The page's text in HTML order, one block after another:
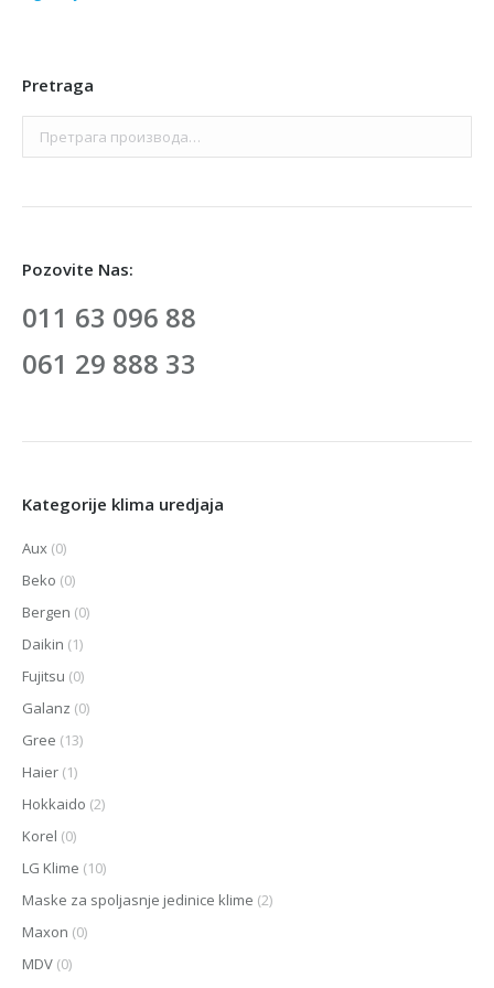
Pretraga
Pozovite Nas:
011 63 096 88
061 29 888 33
Kategorije klima uredjaja
Aux (0)
Beko (0)
Bergen (0)
Daikin (1)
Fujitsu (0)
Galanz (0)
Gree (13)
Haier (1)
Hokkaido (2)
Korel (0)
LG Klime (10)
Maske za spoljasnje jedinice klime (2)
Maxon (0)
MDV (0)